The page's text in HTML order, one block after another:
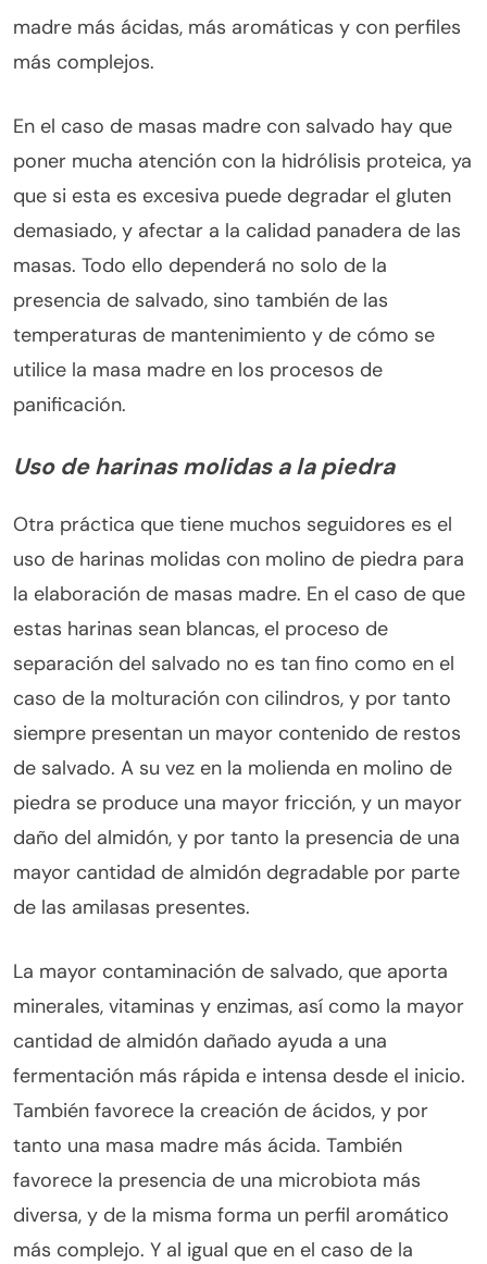
madre más ácidas, más aromáticas y con perfiles
más complejos.
En el caso de masas madre con salvado hay que
poner mucha atención con la hidrólisis proteica, ya
que si esta es excesiva puede degradar el gluten
demasiado, y afectar a la calidad panadera de las
masas. Todo ello dependerá no solo de la
presencia de salvado, sino también de las
temperaturas de mantenimiento y de cómo se
utilice la masa madre en los procesos de
panificación.
Uso de harinas molidas a la piedra
Otra práctica que tiene muchos seguidores es el
uso de harinas molidas con molino de piedra para
la elaboración de masas madre. En el caso de que
estas harinas sean blancas, el proceso de
separación del salvado no es tan fino como en el
caso de la molturación con cilindros, y por tanto
siempre presentan un mayor contenido de restos
de salvado. A su vez en la molienda en molino de
piedra se produce una mayor fricción, y un mayor
daño del almidón, y por tanto la presencia de una
mayor cantidad de almidón degradable por parte
de las amilasas presentes.
La mayor contaminación de salvado, que aporta
minerales, vitaminas y enzimas, así como la mayor
cantidad de almidón dañado ayuda a una
fermentación más rápida e intensa desde el inicio.
También favorece la creación de ácidos, y por
tanto una masa madre más ácida. También
favorece la presencia de una microbiota más
diversa, y de la misma forma un perfil aromático
más complejo. Y al igual que en el caso de la